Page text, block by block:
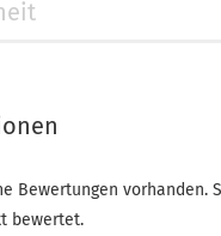
Bewertungen vorhanden.
bewertet.